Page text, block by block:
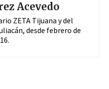
Acevedo
ZETA Tijuana y del
desde febrero de